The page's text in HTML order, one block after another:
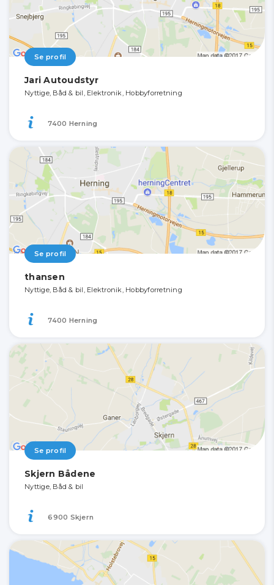
Se profil
Jari Autoudstyr
Nyttige, Båd & bil, Elektronik, Hobbyforretning
7400 Herning
Se profil
thansen
Nyttige, Båd & bil, Elektronik, Hobbyforretning
7400 Herning
Se profil
Skjern Bådene
Nyttige, Båd & bil
6900 Skjern